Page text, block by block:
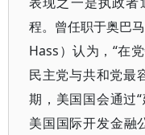
程。曾任职于奥巴
Hass）认为，“在
民主党与共和党最
期，美国国会通过
美国国际开发金融